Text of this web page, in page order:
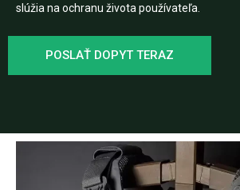
slúžia na ochranu života používateľa.
POSLAŤ DOPYT TERAZ